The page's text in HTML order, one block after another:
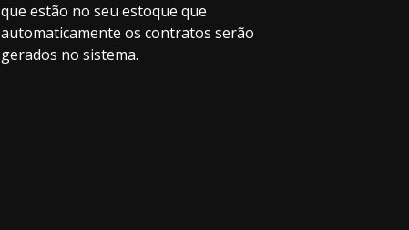
que estão no seu estoque que
automaticamente os contratos serão
gerados no sistema.